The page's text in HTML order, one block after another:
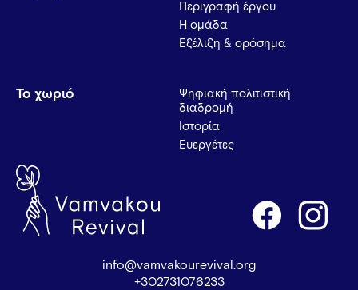
Περιγραφή έργου
Η ομάδα
Εξέλιξη & ορόσημα
Το χωριό
Ψηφιακή πολιτιστική
διαδρομή
Ιστορία
Ευεργέτες
info@vamvakourevival.org
+302731076233